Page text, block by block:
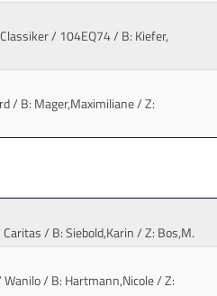
/ 104EQ74 / B: Kiefer,
/ B: Mager,Maximiliane / Z:
/ B: Siebold,Karin / Z: Bos,M.
/ B: Hartmann,Nicole / Z: